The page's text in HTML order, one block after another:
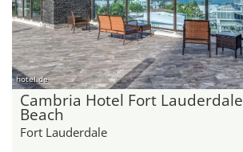
hotel.de
Cambria Hotel Fort Lauderdale
Beach
Fort Lauderdale